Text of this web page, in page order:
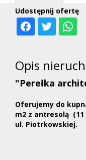
Udostępnij ofertę
Opis
"Perełka
Oferujemy do
m2 z antresolą
ul. Piotrkowskiej.